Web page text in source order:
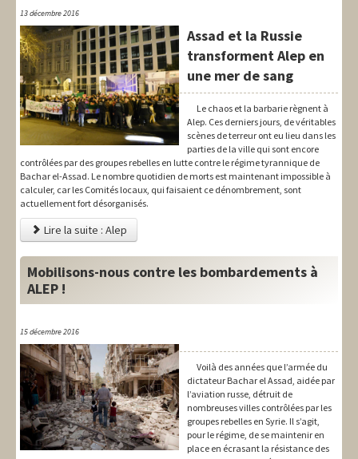
13 décembre 2016
Assad et la Russie
transforment Alep en
une mer de sang
Le chaos et la barbarie règnent à
Alep. Ces derniers jours, de véritables
scènes de terreur ont eu lieu dans les
parties de la ville qui sont encore
contrôlées par des groupes rebelles en lutte contre le régime tyrannique de
Bachar el-Assad. Le nombre quotidien de morts est maintenant impossible à
calculer, car les Comités locaux, qui faisaient ce dénombrement, sont
actuellement fort désorganisés.
Lire la suite : Alep
Mobilisons-nous contre les bombardements à
ALEP !
15 décembre 2016
Voilà des années que l’armée du
dictateur Bachar el Assad, aidée par
l’aviation russe, détruit de
nombreuses villes contrôlées par les
groupes rebelles en Syrie. Il s’agit,
pour le régime, de se maintenir en
place en écrasant la résistance des